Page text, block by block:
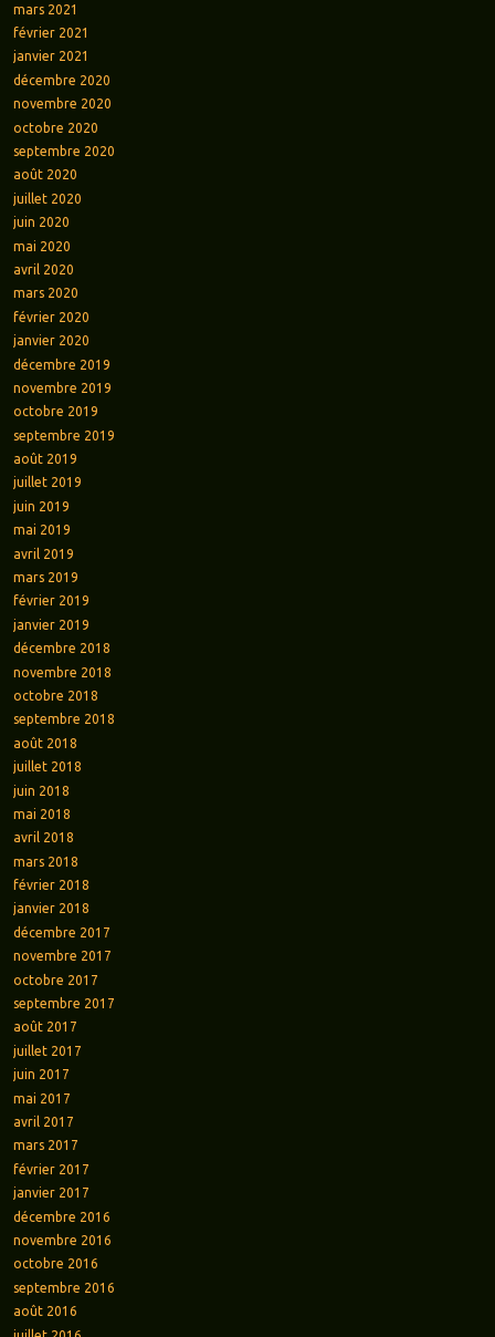
mars 2021
février 2021
janvier 2021
décembre 2020
novembre 2020
octobre 2020
septembre 2020
août 2020
juillet 2020
juin 2020
mai 2020
avril 2020
mars 2020
février 2020
janvier 2020
décembre 2019
novembre 2019
octobre 2019
septembre 2019
août 2019
juillet 2019
juin 2019
mai 2019
avril 2019
mars 2019
février 2019
janvier 2019
décembre 2018
novembre 2018
octobre 2018
septembre 2018
août 2018
juillet 2018
juin 2018
mai 2018
avril 2018
mars 2018
février 2018
janvier 2018
décembre 2017
novembre 2017
octobre 2017
septembre 2017
août 2017
juillet 2017
juin 2017
mai 2017
avril 2017
mars 2017
février 2017
janvier 2017
décembre 2016
novembre 2016
octobre 2016
septembre 2016
août 2016